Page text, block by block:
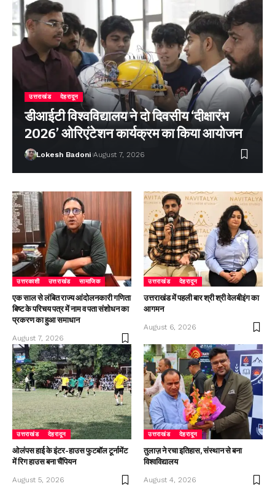
उत्तराखंड देहरादून
डीआईटी विश्वविद्यालय ने दो दिवसीय ‘दीक्षारंभ
2026’ ओरिएंटेशन कार्यक्रम का किया आयोजन
Lokesh Badoni August 7, 2026
उत्तरकाशी उत्तराखंड सामाजिक
एक साल से लंबित राज्य आंदोलनकारी गणिता
बिष्ट के परिचय पत्र में नाम व पता संशोधन का
प्रकरण का हुआ समाधान
August 7, 2026
उत्तराखंड देहरादून
उत्तराखंड में पहली बार श्री श्री वेलबीइंग का
आगमन
August 6, 2026
उत्तराखंड देहरादून
ओलंपस हाई के इंटर-हाउस फुटबॉल टूर्नामेंट
में रिग हाउस बना चैंपियन
August 5, 2026
उत्तराखंड देहरादून
तुलाज़ ने रचा इतिहास, संस्थान से बना
विश्वविद्यालय
August 4, 2026